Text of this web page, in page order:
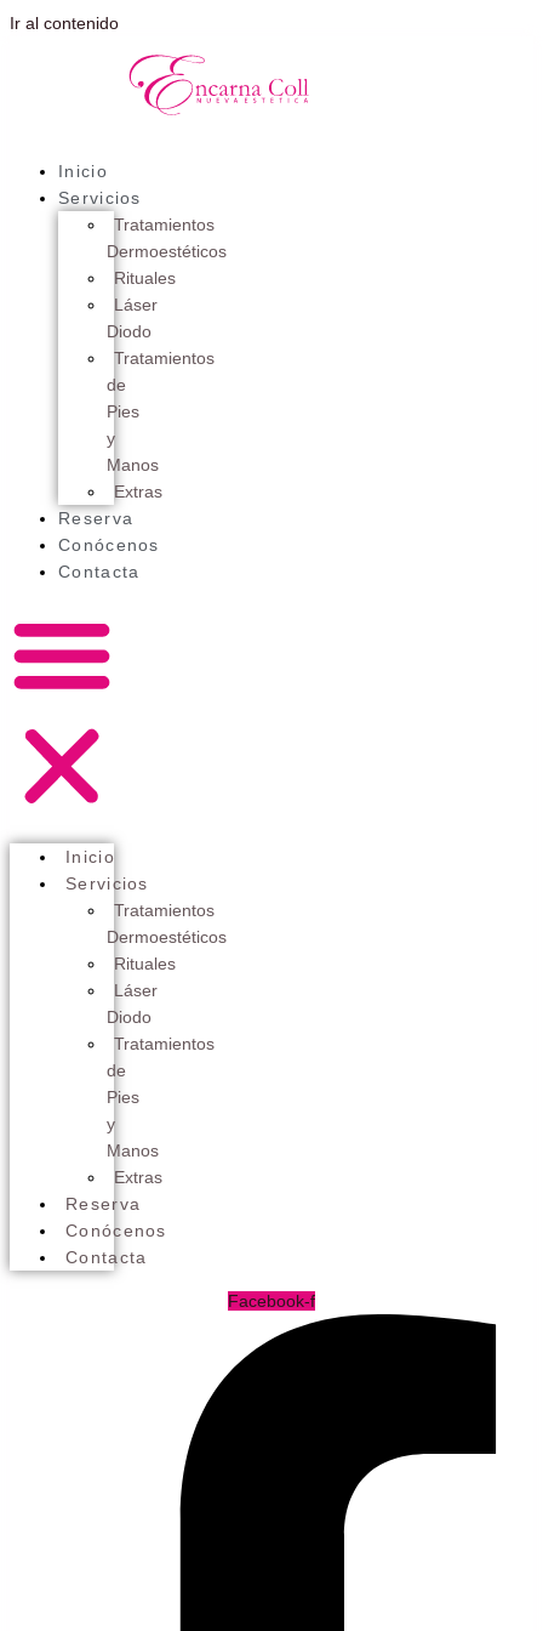
Ir al contenido
Inicio
Servicios
Tratamientos
Dermoestéticos
Rituales
Láser
Diodo
Tratamientos
de
Pies
y
Manos
Extras
Reserva
Conócenos
Contacta
Inicio
Servicios
Tratamientos
Dermoestéticos
Rituales
Láser
Diodo
Tratamientos
de
Pies
y
Manos
Extras
Reserva
Conócenos
Contacta
Facebook-f